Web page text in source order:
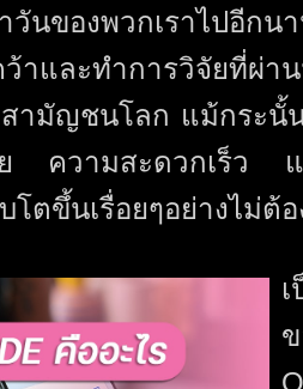
วันของพวกเราไปอี
าและทำการวิจัยที่ผ่า
ามัญชนโลก แม้กระนั้
ย ความสะดวกเร็ว
โตขึ้นเรื่อยๆอย่างไม่ต้